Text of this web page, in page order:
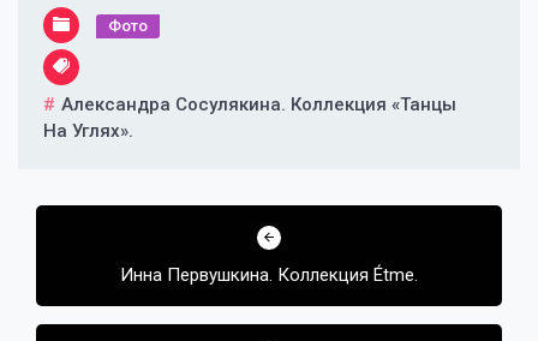
Фото
Александра Сосулякина. Коллекция «Танцы
На Углях».
Навигация
записямИнна Первушкина. Коллекция Étme.